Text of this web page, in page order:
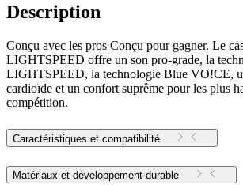
Description
Conçu avec les pros Conçu pour gagner. Le
LIGHTSPEED offre un son pro-grade, la
LIGHTSPEED, la technologie Blue VO!CE,
cardioïde et un confort suprême pour les plus
compétition.
Caractéristiques et compatibilité
Matériaux et développement durable